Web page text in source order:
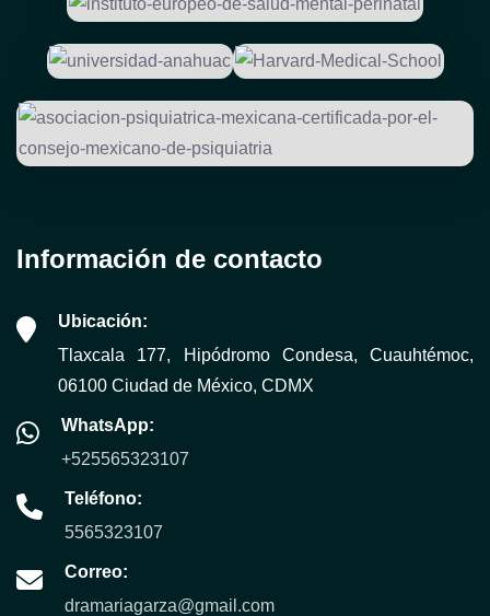
Información de contacto
Ubicación:
Tlaxcala 177, Hipódromo Condesa, Cuauhtémoc,
06100 Ciudad de México, CDMX
WhatsApp:
+525565323107
Teléfono:
5565323107
Correo:
dramariagarza@gmail.com